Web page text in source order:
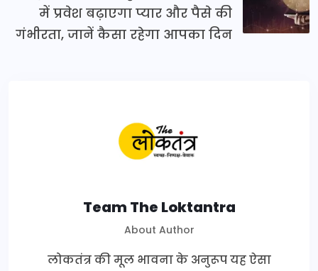
में प्रवेश बढ़ाएगा प्यार और पैसे की
गंभीरता, जानें कैसा रहेगा आपका दिन
Team The Loktantra
About Author
लोकतंत्र की मूल भावना के अनुरूप यह ऐसा